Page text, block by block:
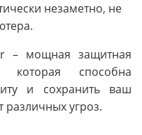
незаметно, не
– мощная защитная
которая способна
и сохранить ваш
различных угроз.